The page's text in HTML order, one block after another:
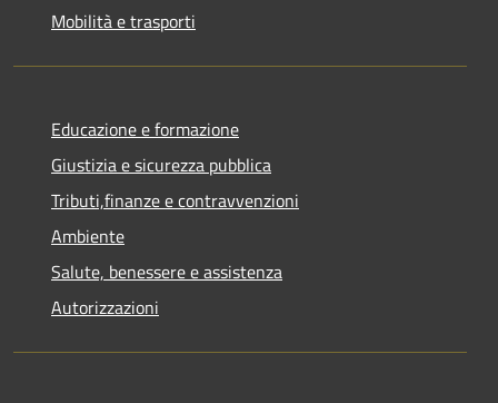
Mobilità e trasporti
Educazione e formazione
Giustizia e sicurezza pubblica
Tributi,finanze e contravvenzioni
Ambiente
Salute, benessere e assistenza
Autorizzazioni